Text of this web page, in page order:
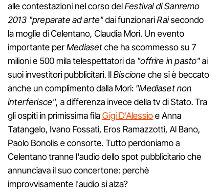
alle contestazioni nel corso delFestival di Sanremo
2013 "preparate ad arte"dai funzionariRaisecondo
la moglie di Celentano, Claudia Mori. Un evento
importante perMediasetche ha scommesso su 7
milioni e 500 mila telespettatori da "offrire in pasto"ai
suoi investitori pubblicitari. IlBiscioneche si è beccato
anche un complimento dalla Mori: "Mediaset non
interferisce", a differenza invece della tv di Stato. Tra
gli ospiti in primissima filaGigi D'Alessioe Anna
Tatangelo, Ivano Fossati, Eros Ramazzotti, Al Bano,
Paolo Bonolis e consorte. Tutto perdoniamo a
Celentano tranne l'audio dello spot pubblicitario che
annunciava il suo concertone: perchè
improvvisamente l'audio si alza?